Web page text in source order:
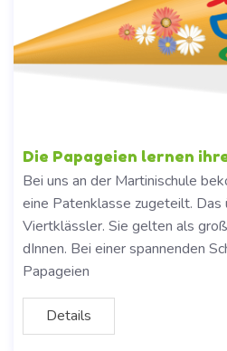
Die Papageien lernen
Bei uns an der Martinischule
eine Patenklasse zugeteilt. Das
Viertklässler. Sie gelten als
dInnen. Bei einer spannenden
Papageien
Details